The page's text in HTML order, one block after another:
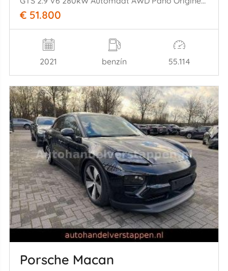
€ 51.800
2021 benzín 55.114
Porsche Macan